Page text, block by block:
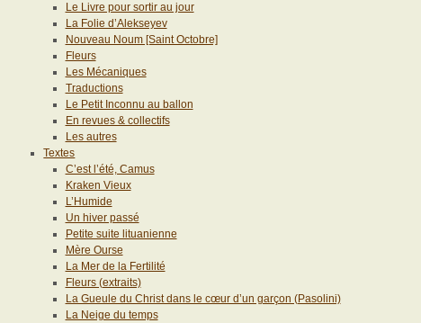
Le Livre pour sortir au jour
La Folie d’Alekseyev
Nouveau Noum [Saint Octobre]
Fleurs
Les Mécaniques
Traductions
Le Petit Inconnu au ballon
En revues & collectifs
Les autres
Textes
C’est l’été, Camus
Kraken Vieux
L’Humide
Un hiver passé
Petite suite lituanienne
Mère Ourse
La Mer de la Fertilité
Fleurs (extraits)
La Gueule du Christ dans le cœur d’un garçon (Pasolini)
La Neige du temps